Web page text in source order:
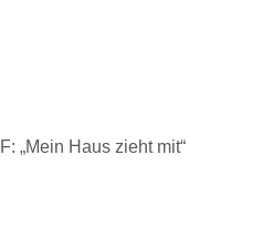
„Mein Haus zieht mit“